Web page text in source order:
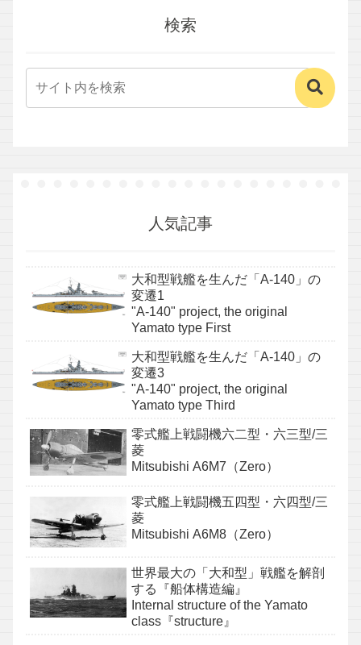
検索
人気記事
大和型戦艦を生んだ「A-140」の
変遷1
"A-140" project, the original
Yamato type First
大和型戦艦を生んだ「A-140」の
変遷3
"A-140" project, the original
Yamato type Third
零式艦上戦闘機六二型・六三型/三
菱
Mitsubishi A6M7（Zero）
零式艦上戦闘機五四型・六四型/三
菱
Mitsubishi A6M8（Zero）
世界最大の「大和型」戦艦を解剖
する『船体構造編』
Internal structure of the Yamato
class『structure』